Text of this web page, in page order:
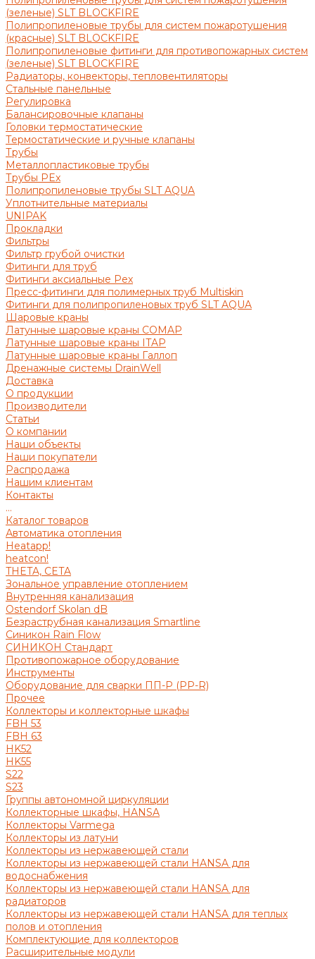
(зеленые) SLT BLOCKFIRE
Полипропиленовые трубы для систем пожаротушения
(красные) SLT BLOCKFIRE
Полипропиленовые фитинги для противопожарных систем
(зеленые) SLT BLOCKFIRE
Радиаторы, конвекторы, тепловентиляторы
Стальные панельные
Регулировка
Балансировочные клапаны
Головки термостатические
Термостатические и ручные клапаны
Трубы
Металлопластиковые трубы
Трубы PEx
Полипропиленовые трубы SLT AQUA
Уплотнительные материалы
UNIPAK
Прокладки
Фильтры
Фильтр грубой очистки
Фитинги для труб
Фитинги аксиальные Pex
Пресс-фитинги для полимерных труб Multiskin
Фитинги для полипропиленовых труб SLT AQUA
Шаровые краны
Латунные шаровые краны COMAP
Латунные шаровые краны ITAP
Латунные шаровые краны Галлоп
Дренажные системы DrainWell
Доставка
О продукции
Производители
Статьи
О компании
Наши объекты
Наши покупатели
Распродажа
Нашим клиентам
Контакты
...
Каталог товаров
Автоматика отопления
Heatapp!
heatcon!
THETA, CETA
Зональное управление отоплением
Внутренняя канализация
Ostendorf Skolan dB
Безраструбная канализация Smartline
Синикон Rain Flow
СИНИКОН Стандарт
Противопожарное оборудование
Инструменты
Оборудование для сварки ПП-Р (PP-R)
Прочее
Коллекторы и коллекторные шкафы
FBH 53
FBH 63
HK52
HK55
S22
S23
Группы автономной циркуляции
Коллекторные шкафы, HANSA
Коллекторы Varmega
Коллекторы из латуни
Коллекторы из нержавеющей стали
Коллекторы из нержавеющей стали HANSA для
водоснабжения
Коллекторы из нержавеющей стали HANSA для
радиаторов
Коллекторы из нержавеющей стали HANSA для теплых
полов и отопления
Комплектующие для коллекторов
Расширительные модули